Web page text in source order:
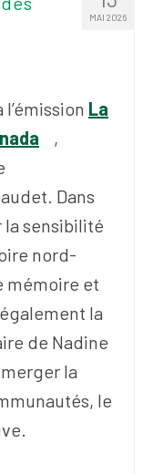
MAI 2026
La
,
Dans
la sensibilité
nord-
mémoire et
la
de Nadine
la
le